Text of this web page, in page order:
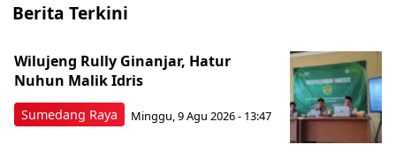
Berita Terkini
Sumedang Raya
Wilujeng Rully Ginanjar, Hatur
Nuhun Malik Idris
Minggu, 9 Agu 2026 - 13:47